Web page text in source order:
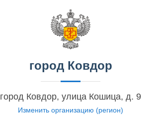
город Ковдор
город Ковдор, улица Кошица, д. 9
Изменить организацию (регион)